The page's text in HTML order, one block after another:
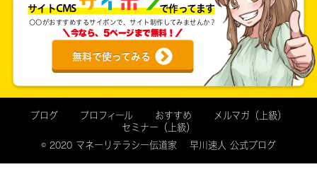
サイトCMS で作ってます
〇〇がおすすめするサイポンで、サイト制作してみませんか？
＼今なら、5ページまで無料！／
無料で使ってみる
ブログ プロフィール おすすめ
メルマガ（上級）
セミナー（上級）
© 2020 マネーリテラシー伝道家 早川速人 公式ブログ